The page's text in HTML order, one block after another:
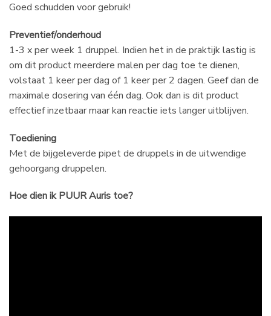
Goed schudden voor gebruik!
Preventief/onderhoud
1-3 x per week 1 druppel. Indien het in de praktijk lastig is
om dit product meerdere malen per dag toe te dienen,
volstaat 1 keer per dag of 1 keer per 2 dagen. Geef dan de
maximale dosering van één dag. Ook dan is dit product
effectief inzetbaar maar kan reactie iets langer uitblijven.
Toediening
Met de bijgeleverde pipet de druppels in de uitwendige
gehoorgang druppelen.
Hoe dien ik PUUR Auris toe?